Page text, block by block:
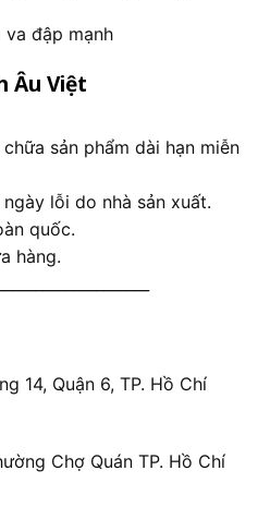
đập mạnh
Âu Việt
sản phẩm dài hạn miễn
lỗi do nhà sản xuất.
quốc.
hàng.
14, Quận 6, TP. Hồ Chí
Chợ Quán TP. Hồ Chí